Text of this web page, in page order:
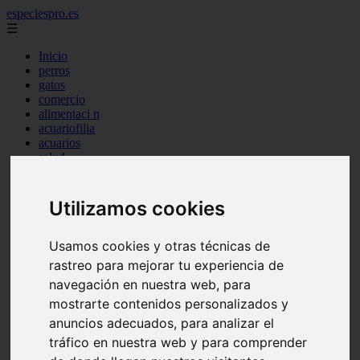
Utilizamos cookies
Usamos cookies y otras técnicas de
rastreo para mejorar tu experiencia de
navegación en nuestra web, para
mostrarte contenidos personalizados y
anuncios adecuados, para analizar el
tráfico en nuestra web y para comprender
especiespro.es
☰
Inicio
perros
gatos
comercio
alimentaci n
acuariofilia
acuarios
salud
mantenimiento
aves
bienestar
peque os mam feros
verano
legislaci n
peluquer a
accesorios
peluquer a canina
complementos